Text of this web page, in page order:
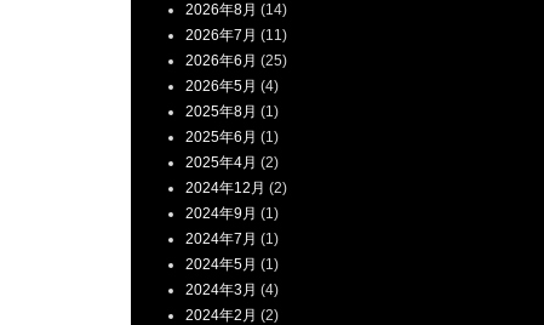
2026年8月 (14)
2026年7月 (11)
2026年6月 (25)
2026年5月 (4)
2025年8月 (1)
2025年6月 (1)
2025年4月 (2)
2024年12月 (2)
2024年9月 (1)
2024年7月 (1)
2024年5月 (1)
2024年3月 (4)
2024年2月 (2)